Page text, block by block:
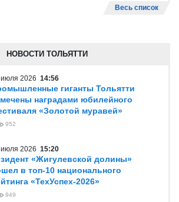
Весь список
НОВОСТИ ТОЛЬЯТТИ
2026 14:56
гиганты Тольятти
наградами юбилейного
«Золотой муравей»
952
2026 15:20
«Жигулевской долины»
в топ-10 национального
«ТехУспех-2026»
949